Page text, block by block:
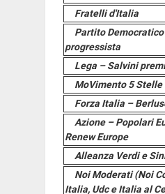
Fratelli d'Italia
Partito
progressista
Lega – Salvini
MoVimento 5 Stelle
Forza Italia –
Azione – Popolari
Renew Europe
Alleanza Verdi e
Noi Moderati (Noi
Italia, Udc e Italia al